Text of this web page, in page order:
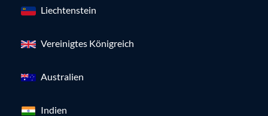
Liechtenstein
Vereinigtes Königreich
Australien
Indien